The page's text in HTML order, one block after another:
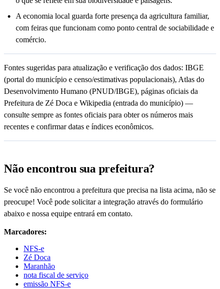
A economia local guarda forte presença da agricultura familiar,
com feiras que funcionam como ponto central de sociabilidade e
comércio.
Fontes sugeridas para atualização e verificação dos dados: IBGE
(portal do município e censo/estimativas populacionais), Atlas do
Desenvolvimento Humano (PNUD/IBGE), páginas oficiais da
Prefeitura de Zé Doca e Wikipedia (entrada do município) —
consulte sempre as fontes oficiais para obter os números mais
recentes e confirmar datas e índices econômicos.
Não encontrou sua prefeitura?
Se você não encontrou a prefeitura que precisa na lista acima, não se
preocupe! Você pode solicitar a integração através do formulário
abaixo e nossa equipe entrará em contato.
Marcadores:
NFS-e
Zé Doca
Maranhão
nota fiscal de serviço
emissão NFS-e